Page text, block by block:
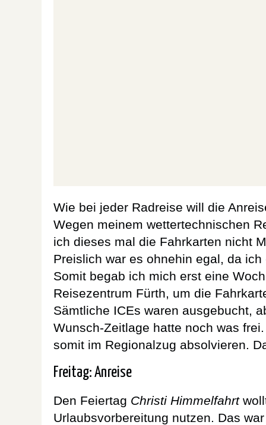
Wie bei jeder Radreise will die
Wegen meinem wettertechnischen
ich dieses mal die Fahrkarten nicht
Preislich war es ohnehin egal, da
Somit begab ich mich erst eine
Reisezentrum Fürth, um die
Sämtliche ICEs waren ausgebucht,
Wunsch-Zeitlage hatte noch was
somit im Regionalzug absolvieren.
Freitag: Anreise
Den Feiertag Christi Himmelfahrt
Urlaubsvorbereitung nutzen. Das